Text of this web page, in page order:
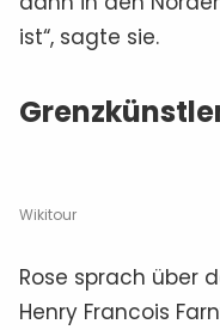
ist“, sagte sie.
Wikitour
Rose sprach über
Henry Francois